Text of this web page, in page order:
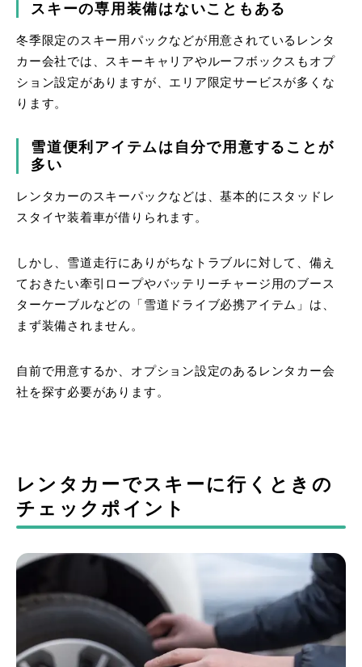
スキーの専用装備はないこともある
冬季限定のスキー用パックなどが用意されているレンタ
カー会社では、スキーキャリアやルーフボックスもオプ
ション設定がありますが、エリア限定サービスが多くな
ります。
雪道便利アイテムは自分で用意することが
多い
レンタカーのスキーパックなどは、基本的にスタッドレ
スタイヤ装着車が借りられます。
しかし、雪道走行にありがちなトラブルに対して、備え
ておきたい牽引ロープやバッテリーチャージ用のブース
ターケーブルなどの「雪道ドライブ必携アイテム」は、
まず装備されません。
自前で用意するか、オプション設定のあるレンタカー会
社を探す必要があります。
レンタカーでスキーに行くときの
チェックポイント